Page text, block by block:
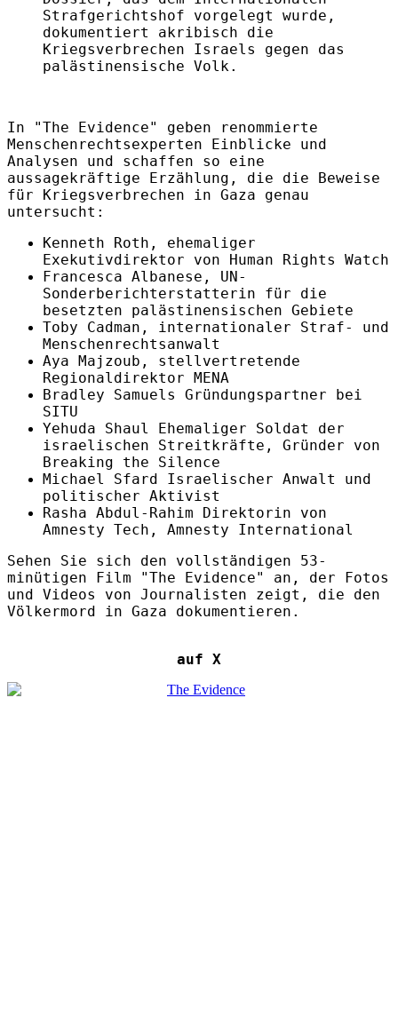
Strafgerichtshof vorgelegt wurde,
dokumentiert akribisch die
Kriegsverbrechen Israels gegen das
palästinensische Volk.
In "The Evidence" geben renommierte
Menschenrechtsexperten Einblicke und
Analysen und schaffen so eine
aussagekräftige Erzählung, die die Beweise
für Kriegsverbrechen in Gaza genau
untersucht:
Kenneth Roth, ehemaliger
Exekutivdirektor von Human Rights Watch
Francesca Albanese, UN-
Sonderberichterstatterin für die
besetzten palästinensischen Gebiete
Toby Cadman, internationaler Straf- und
Menschenrechtsanwalt
Aya Majzoub, stellvertretende
Regionaldirektor MENA
Bradley Samuels Gründungspartner bei
SITU
Yehuda Shaul Ehemaliger Soldat der
israelischen Streitkräfte, Gründer von
Breaking the Silence
Michael Sfard Israelischer Anwalt und
politischer Aktivist
Rasha Abdul-Rahim Direktorin von
Amnesty Tech, Amnesty International
Sehen Sie sich den vollständigen 53-
minütigen Film "The Evidence" an, der Fotos
und Videos von Journalisten zeigt, die den
Völkermord in Gaza dokumentieren.
auf X